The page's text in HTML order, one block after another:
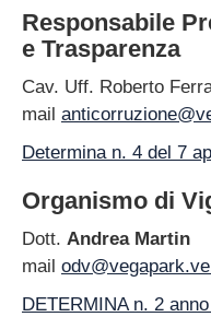
Trasparente
Disposizioni generali
Organizzazione
Consulenti e
collaboratori
Personale
Bandi di concorso
Performance
Responsabile
e Trasparenza
Cav. Uff. Roberto
mail
Determina n. 4 del 7
Organismo di
Dott. Andrea Martin
mail
DETERMINA n. 2